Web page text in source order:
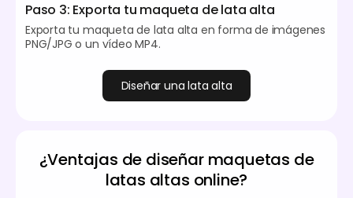
Paso 3: Exporta tu maqueta de lata alta
Exporta tu maqueta de lata alta en forma de imágenes
PNG/JPG o un vídeo MP4.
Diseñar una lata alta
¿Ventajas de diseñar maquetas de
latas altas online?